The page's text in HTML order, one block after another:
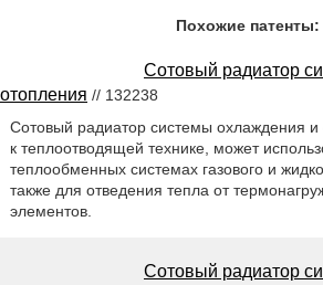
Похожие патенты:
Сотовый радиатор
отопления // 132238
Сотовый радиатор системы охлаждения и
к теплоотводящей технике, может
теплообменных системах газового и
также для отведения тепла от
элементов.
Сотовый радиатор